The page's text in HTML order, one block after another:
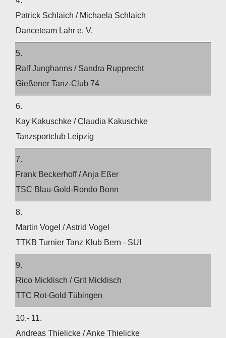
Patrick Schlaich / Michaela Schlaich
Danceteam Lahr e. V.
5.
Ralf Junghanns / Sandra Rupprecht
Gießener Tanz-Club 74
6.
Kay Kakuschke / Claudia Kakuschke
Tanzsportclub Leipzig
7.
Frank Beckerhoff / Anja Eßer
TSC Blau-Gold-Rondo Bonn
8.
Martin Vogel / Astrid Vogel
TTKB Turnier Tanz Klub Bern - SUI
9.
Rico Micklisch / Grit Micklisch
TTC Rot-Gold Tübingen
10.- 11.
Andreas Thielicke / Anke Thielicke